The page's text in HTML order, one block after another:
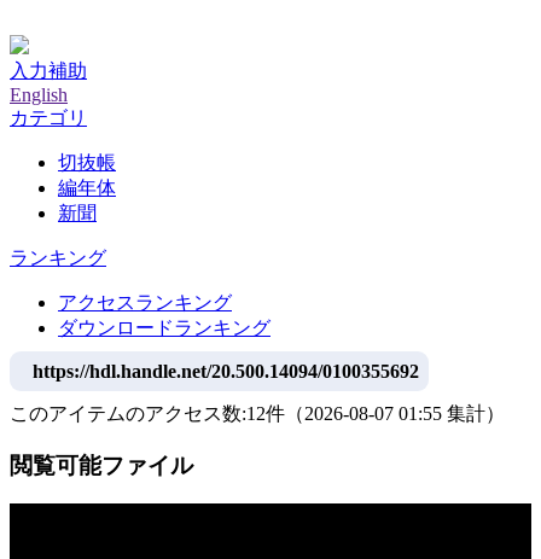
入力補助
English
カテゴリ
切抜帳
編年体
新聞
ランキング
アクセスランキング
ダウンロードランキング
https://hdl.handle.net/20.500.14094/0100355692
このアイテムのアクセス数:12件 （2026-08-07 01:55 集計）
閲覧可能ファイル